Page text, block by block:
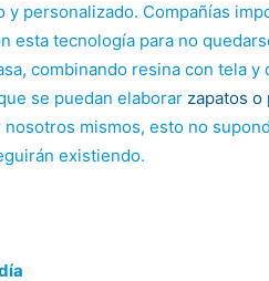
personalizado. Compañías
esta tecnología para no
combinando resina con tela
se puedan elaborar zapatos
nosotros mismos, esto no
existiendo.